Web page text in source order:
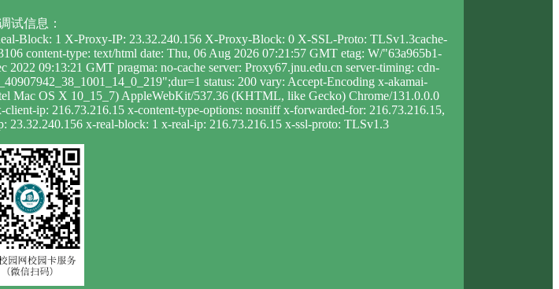
试信息：
Block: 1 X-Proxy-IP: 23.32.240.156 X-Proxy-Block: 0 X-SSL-Proto: TLSv1.3cache-
content-type: text/html date: Thu, 06 Aug 2026 07:21:57 GMT etag: W/"63a965b1-
09:13:21 GMT pragma: no-cache server: Proxy67.jnu.edu.cn server-timing: cdn-
status: 200 vary: Accept-Encoding x-akamai-
Mac OS X 10_15_7) AppleWebKit/537.36 (KHTML, like Gecko) Chrome/131.0.0.0
ip: 216.73.216.15 x-content-type-options: nosniff x-forwarded-for: 216.73.216.15,
x-real-block: 1 x-real-ip: 216.73.216.15 x-ssl-proto: TLSv1.3